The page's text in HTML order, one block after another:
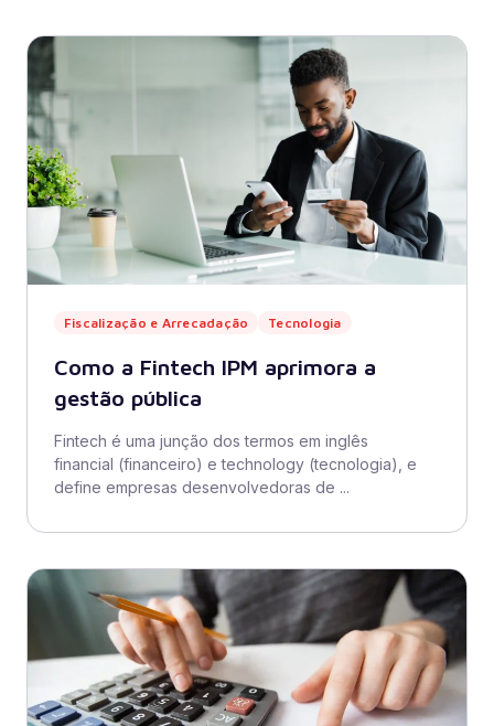
Fiscalização e Arrecadação Tecnologia
Como a Fintech IPM aprimora a
gestão pública
Fintech é uma junção dos termos em inglês
financial (financeiro) e technology (tecnologia), e
define empresas desenvolvedoras de ...